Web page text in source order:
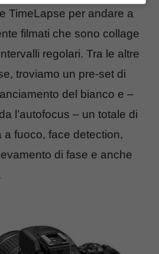
TimeLapse per andare a
filmati che sono collage
regolari. Tra le altre
troviamo un pre-set di
del bianco e –
l’autofocus – un totale di
a fuoco, face detection,
di fase e anche